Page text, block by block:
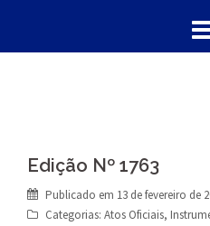
Edição Nº 1763
Publicado em 13 de fevereiro de
Categorias: Atos Oficiais,